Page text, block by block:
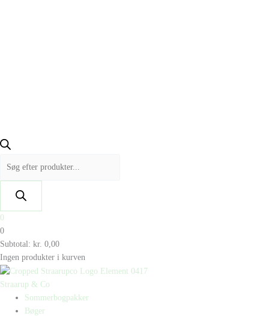
0
0
Subtotal: kr. 0,00
Ingen produkter i kurven
Straarup & Co
Sommerbogpakker
Bøger